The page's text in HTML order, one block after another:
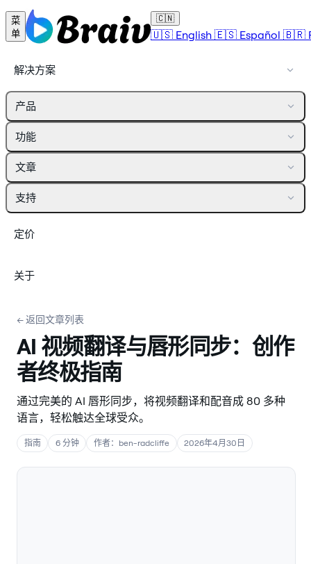
菜
单
🇨🇳
🇺🇸 English 🇪🇸 Español 🇧🇷
解决方案
产品
功能
文章
支持
定价
关于
← 返回文章列表
AI 视频翻译与唇形同步：创作
者终极指南
通过完美的 AI 唇形同步，将视频翻译和配音成 80 多种
语言，轻松触达全球受众。
指南 6 分钟 作者：ben-radcliffe 2026年4月30日